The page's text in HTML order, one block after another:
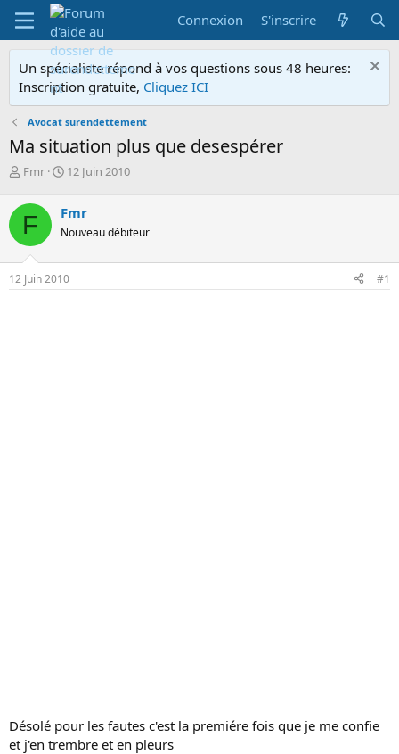
Connexion S'inscrire
Un spécialiste répond à vos questions sous 48 heures:
Inscription gratuite, Cliquez ICI
Avocat surendettement
Ma situation plus que desespérer
A
t
e
u
r
d
e
Fmr
D
e
d
d
é
12 Juin 2010
F Fmr
Nouveau débiteur
12 Juin 2010 #1
Désolé pour les fautes c'est la premiére fois que je me confie
et j'en trembre et en pleurs